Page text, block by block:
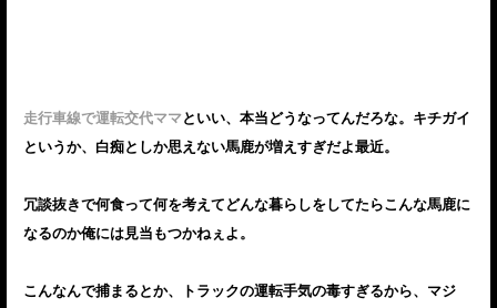
走行車線で運転交代ママといい、本当どうなってんだろな。キチガイ
というか、白痴としか思えない馬鹿が増えすぎだよ最近。
冗談抜きで何食って何を考えてどんな暮らしをしてたらこんな馬鹿に
なるのか俺には見当もつかねぇよ。
こんなんで捕まるとか、トラックの運転手気の毒すぎるから、マジ